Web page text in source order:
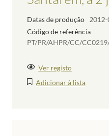
Datas de produção
Código de referência
PT/PR/AHPR/CC/
Ver registo
Adicionar à lista